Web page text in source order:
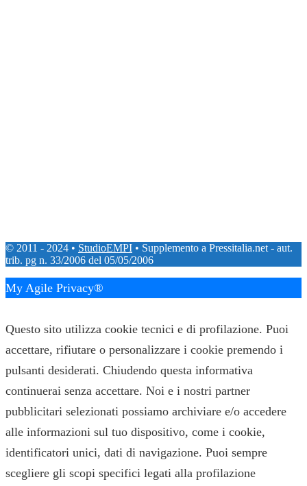
© 2011 - 2024 • StudioEMPI • Supplemento a Pressitalia.net - aut.
trib. pg n. 33/2006 del 05/05/2006
My Agile Privacy®
Questo sito utilizza cookie tecnici e di profilazione. Puoi
accettare, rifiutare o personalizzare i cookie premendo i
pulsanti desiderati. Chiudendo questa informativa
continuerai senza accettare. Noi e i nostri partner
pubblicitari selezionati possiamo archiviare e/o accedere
alle informazioni sul tuo dispositivo, come i cookie,
identificatori unici, dati di navigazione. Puoi sempre
scegliere gli scopi specifici legati alla profilazione